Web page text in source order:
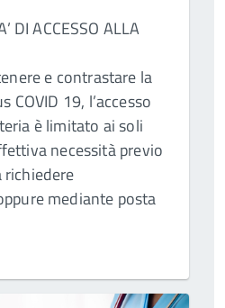
DI ACCESSO ALLA
e contrastare la
19, l’accesso
è limitato ai soli
necessità previo
mediante posta